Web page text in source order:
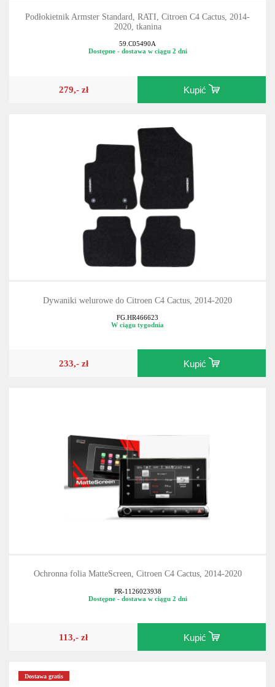
Podłokietnik Armster Standard, RATI, Citroen C4 Cactus, 2014-
2020, tkanina
59.C05490A
Dostępne - dostawa w ciągu 2 dni
279,- zł Kupić
Dywaniki welurowe do Citroen C4 Cactus, 2014-2020
FG.HR466623
W ciągu tygodnia
233,- zł Kupić
Ochronna folia MatteScreen, Citroen C4 Cactus, 2014-2020
PR-1126023938
Dostępne - dostawa w ciągu 2 dni
113,- zł Kupić
Dostawa gratis